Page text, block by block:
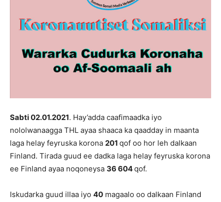
Sabti 02.01.2021. Hay’adda caafimaadka iyo
nololwanaagga THL ayaa shaaca ka qaadday in maanta
laga helay feyruska korona 201 qof oo hor leh dalkaan
Finland. Tirada guud ee dadka laga helay feyruska korona
ee Finland ayaa noqoneysa 36 604qof.
Iskudarka guud illaa iyo 40 magaalo oo dalkaan Finland